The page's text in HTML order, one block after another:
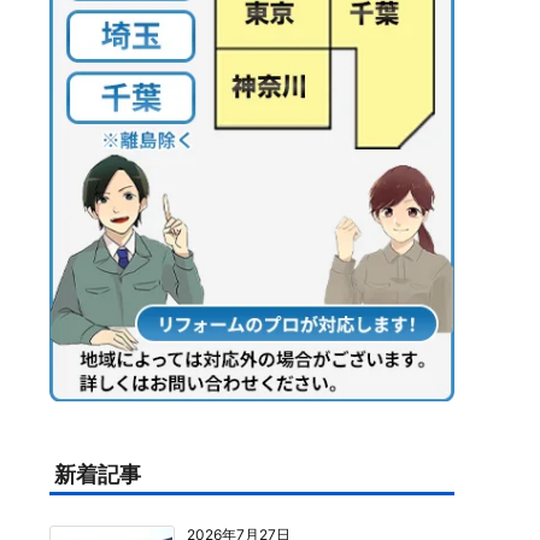
新着記事
2026年7月27日